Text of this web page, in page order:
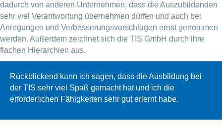
dadurch von anderen Unternehmen, dass die Auszubildenden
sehr viel Verantwortung übernehmen dürfen und auch bei
Anregungen und Verbesserungsvorschlägen ernst genommen
werden. Außerdem zeichnet sich die TIS GmbH durch ihre
flachen Hierarchien aus.
Rückblickend kann ich sagen, dass die Ausbildung bei
der TIS sehr viel Spaß gemacht hat und ich die
erforderlichen Fähigkeiten sehr gut erlernt habe.